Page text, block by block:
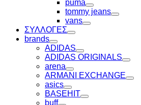
puma
Toggle
tommy jeans
Toggle
vans
Toggle
ΣΥΛΛΟΓΕΣ
Toggle
brands
Toggle
ADIDAS
Toggle
ADIDAS ORIGINALS
Toggle
arena
Toggle
ARMANI EXCHANGE
asics
Toggle
BASEHIT
Toggle
buff